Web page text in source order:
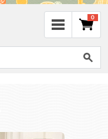
0